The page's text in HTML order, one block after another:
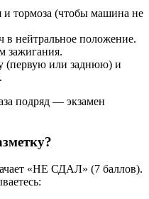
тормоза (чтобы машина не
в нейтральное положение.
зажигания.
(первую или заднюю) и
подряд — экзамен
«НЕ СДАЛ» (7 баллов).